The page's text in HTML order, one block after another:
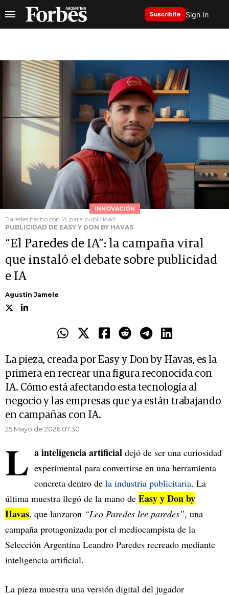
Suscribite Sign In
INNOVACIÓN
Paredes hecho con IA para publicidad
PUBLICIDAD DE EASY Y DON BY HAVAS
“El Paredes de IA”: la campaña viral
que instaló el debate sobre publicidad
e IA
Agustín Jamele
La pieza, creada por Easy y Don by Havas, es la
primera en recrear una figura reconocida con
IA. Cómo está afectando esta tecnología al
negocio y las empresas que ya están trabajando
en campañas con IA.
25 Mayo de 2026 07.30
L a inteligencia artificial dejó de ser una curiosidad
experimental para convertirse en una herramienta
concreta dentro de la industria publicitaria. La
última muestra llegó de la mano de Easy y Don by
Havas, que lanzaron “Leo Paredes lee paredes”, una
campaña protagonizada por el mediocampista de la
Selección Argentina Leandro Paredes recreado mediante
inteligencia artificial.
La pieza muestra una versión digital del jugador